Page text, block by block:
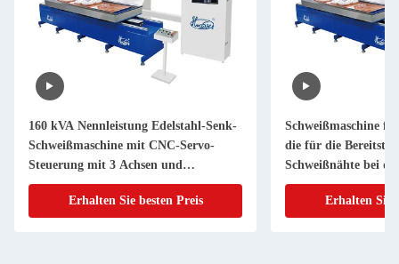
160 kVA Nennleistung Edelstahl-Senk-
Schweißmaschine mit CNC-Servo-
Steuerung mit 3 Achsen und
Mittelfrequenz-Wechselrichter (MFDC)
Erhalten Sie besten Preis
Schweißmaschine
die für die
Schweißnähte bei
Küchenspülen
Erhalten Sie